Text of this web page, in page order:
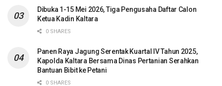
Dibuka 1-15 Mei 2026, Tiga Pengusaha Daftar Calon
Ketua Kadin Kaltara
0 SHARES
Panen Raya Jagung Serentak Kuartal IV Tahun 2025,
Kapolda Kaltara Bersama Dinas Pertanian Serahkan
Bantuan Bibit ke Petani
0 SHARES